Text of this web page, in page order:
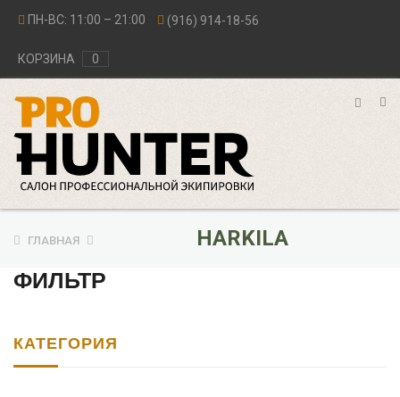
ПН-ВС: 11:00 – 21:00 (916) 914-18-56
КОРЗИНА 0
ГЛАВНАЯ HARKILA
ФИЛЬТР
КАТЕГОРИЯ